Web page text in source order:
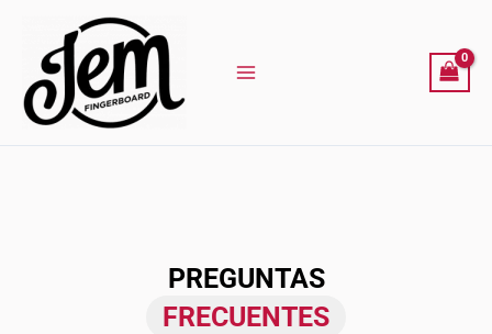
contenido
PREGUNTAS
FRECUENTES